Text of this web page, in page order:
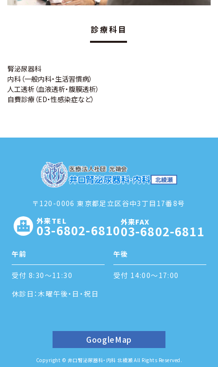
診療科目
腎泌尿器科
内科（一般内科・生活習慣病）
人工透析（血液透析・腹膜透析）
自費診療（ED・性感染症など）
〒120-0006 東京都足立区谷中3丁目17番8号
外来TEL
03-6802-6810外来FAX
03-6802-6811
午前
受付 8:30～11:30
午後
受付 14:00～17:00
休診日：木曜午後・日・祝日
GoogleMap
Copyright © 井口腎泌尿器科・内科 北綾瀬 All Rights Reserved.